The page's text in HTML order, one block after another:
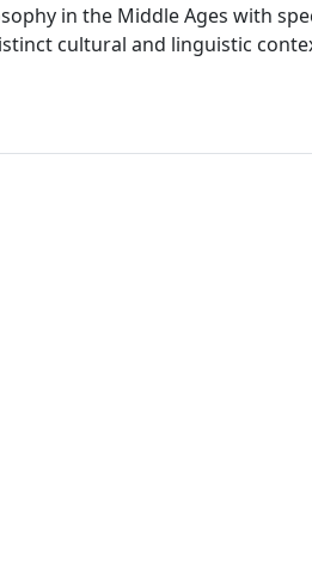
in the Middle Ages with
cultural and linguistic